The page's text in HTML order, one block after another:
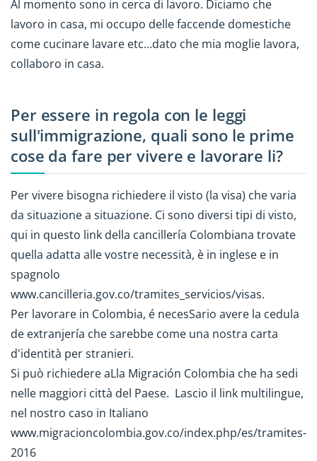
Al momento sono in cerca di lavoro. Diciamo che
lavoro in casa, mi occupo delle faccende domestiche
come cucinare lavare etc…dato che mia moglie lavora,
collaboro in casa.
Per essere in regola con le leggi
sull'immigrazione, quali sono le prime
cose da fare per vivere e lavorare li?
Per vivere bisogna richiedere il visto (la visa) che varia
da situazione a situazione. Ci sono diversi tipi di visto,
qui in questo link della cancillería Colombiana trovate
quella adatta alle vostre necessità, è in inglese e in
spagnolo
www.cancilleria.gov.co/tramites_servicios/visas.
Per lavorare in Colombia, é necesSario avere la cedula
de extranjería che sarebbe come una nostra carta
d'identità per stranieri.
Si può richiedere aLla Migración Colombia che ha sedi
nelle maggiori città del Paese. Lascio il link multilingue,
nel nostro caso in Italiano
www.migracioncolombia.gov.co/index.php/es/tramites-
2016